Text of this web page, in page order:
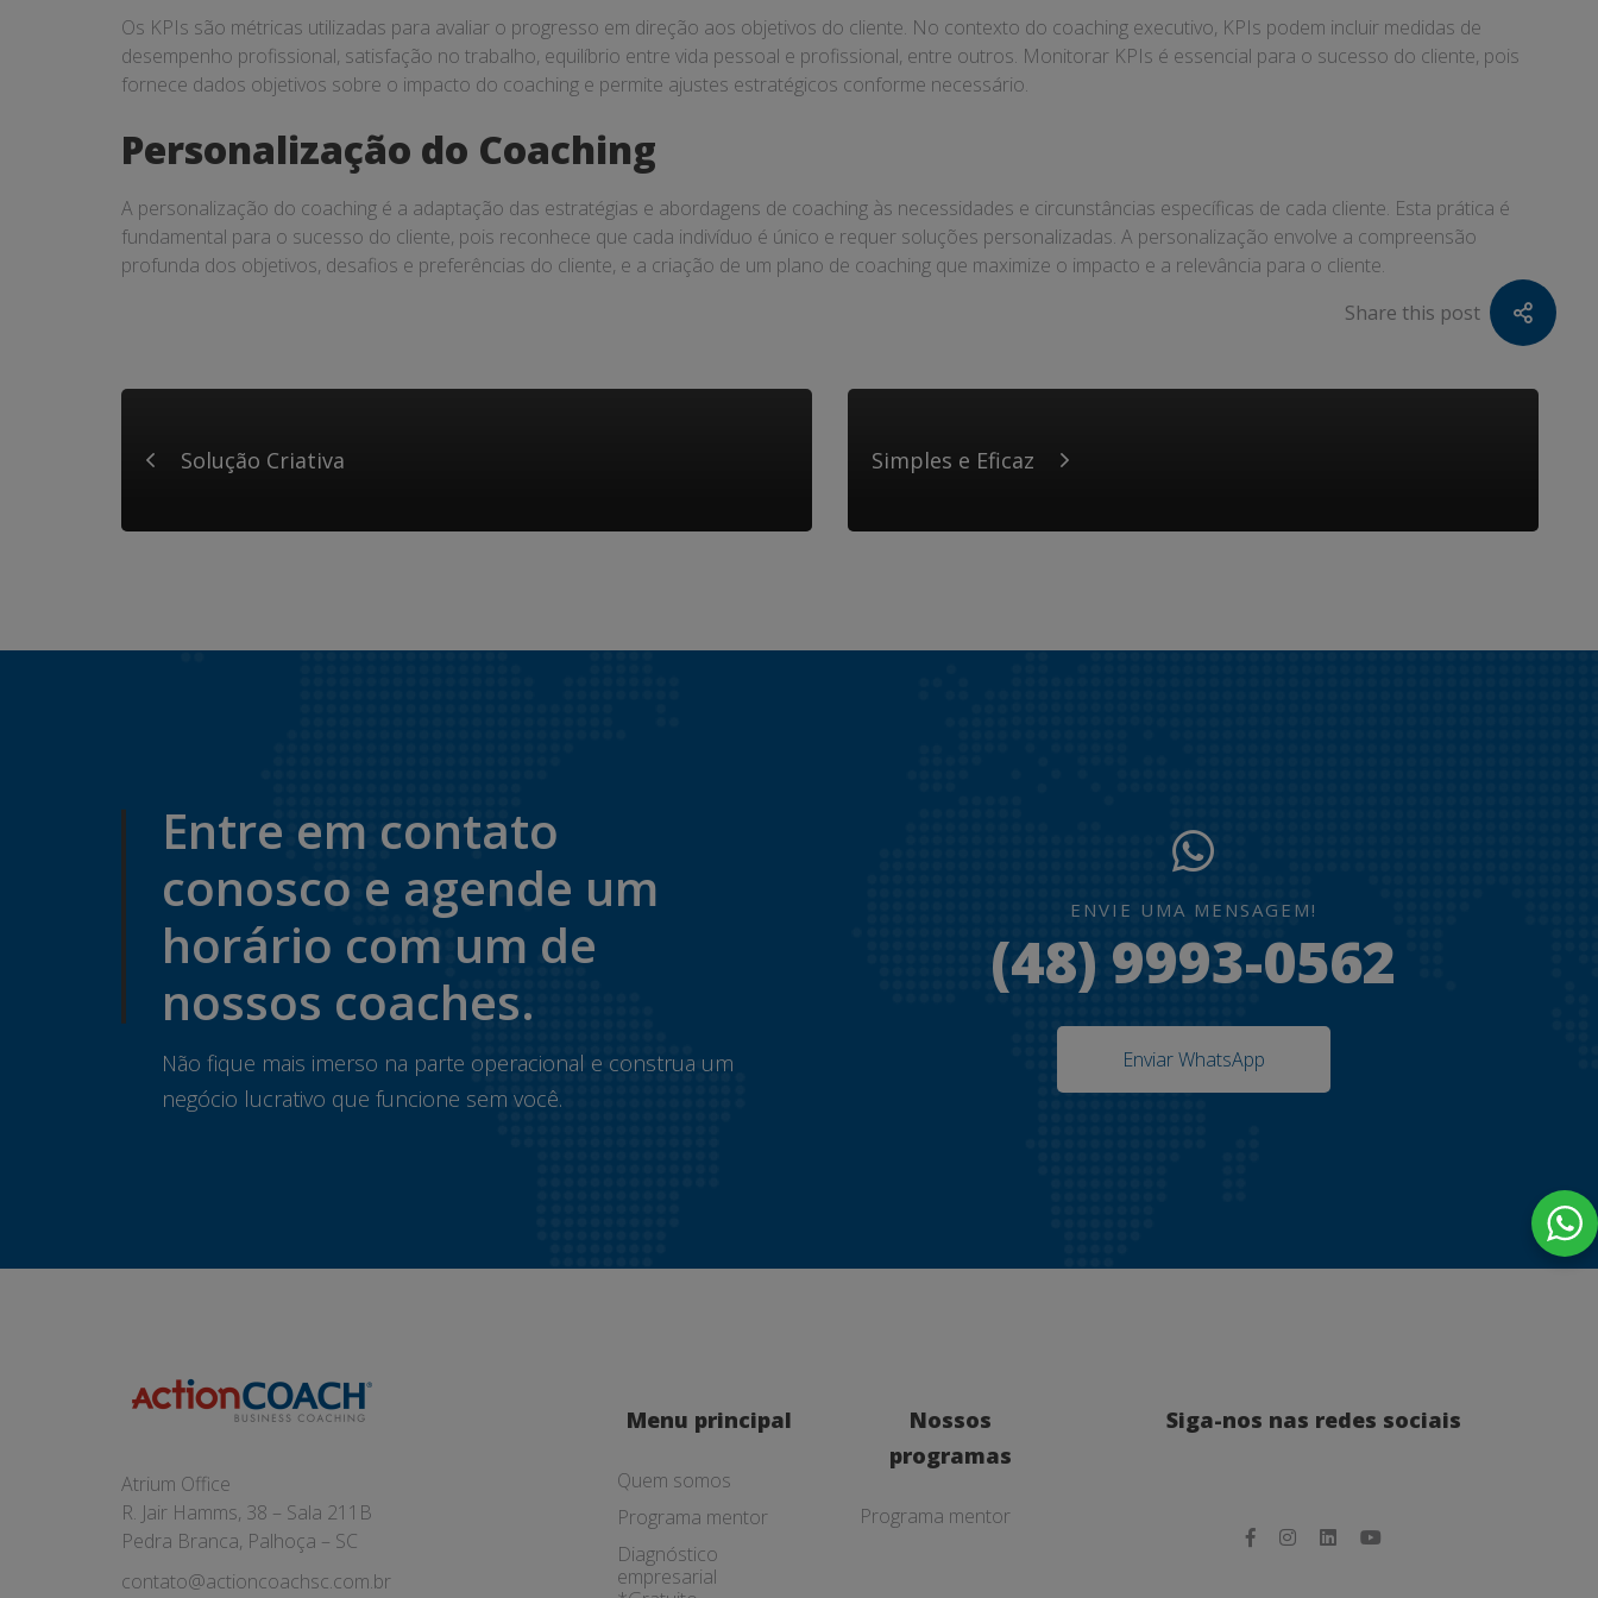
Os KPIs são métricas utilizadas para avaliar o progresso em direção aos objetivos do cliente. No contexto do coaching executivo, KPIs podem incluir medidas de
desempenho profissional, satisfação no trabalho, equilíbrio entre vida pessoal e profissional, entre outros. Monitorar KPIs é essencial para o sucesso do cliente, pois
fornece dados objetivos sobre o impacto do coaching e permite ajustes estratégicos conforme necessário.
Personalização do Coaching
A personalização do coaching é a adaptação das estratégias e abordagens de coaching às necessidades e circunstâncias específicas de cada cliente. Esta prática é
fundamental para o sucesso do cliente, pois reconhece que cada indivíduo é único e requer soluções personalizadas. A personalização envolve a compreensão
profunda dos objetivos, desafios e preferências do cliente, e a criação de um plano de coaching que maximize o impacto e a relevância para o cliente.
Share this post
Solução Criativa Simples e Eficaz
Entre em contato
conosco e agende um
horário com um de
nossos coaches.
Não fique mais imerso na parte operacional e construa um
negócio lucrativo que funcione sem você.
ENVIE UMA MENSAGEM!
(48) 9993-0562
Enviar WhatsApp
Atrium Office
R. Jair Hamms, 38 – Sala 211B
Pedra Branca, Palhoça – SC
contato@actioncoachsc.com.br
Menu principal
Quem somos
Programa mentor
Diagnóstico
empresarial
Nossos
programas
Programa mentor
Siga-nos nas redes sociais